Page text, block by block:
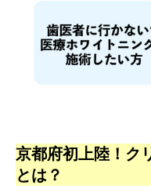
京都府初上陸！ク
とは？